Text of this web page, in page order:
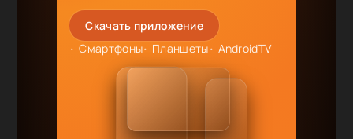
Скачать приложение
Смартфоны
Планшеты AndroidTV